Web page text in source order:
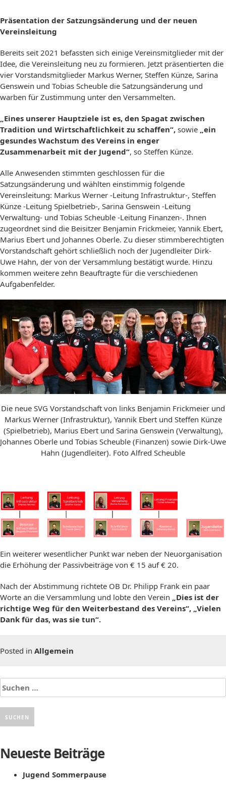
Präsentation der Satzungsänderung und der neuen
Vereinsleitung
Bereits seit 2021 befassten sich einige Vereinsmitglieder mit der
Idee, die Vereinsleitung neu zu formieren. Jetzt präsentierten die
vier Vorstandsmitglieder Markus Werner, Steffen Künze, Sarina
Genswein und Tobias Scheuble die Satzungsänderung und
warben für Zustimmung unter den Versammelten.
„Eines unserer Hauptziele ist es, den Spagat zwischen
Tradition und Wirtschaftlichkeit zu schaffen“, sowie „ein
gesundes Wachstum des Vereins in enger
Zusammenarbeit mit der Jugend“, so Steffen Künze.
Alle Anwesenden stimmten geschlossen für die
Satzungsänderung und wählten einstimmig folgende
Vereinsleitung: Markus Werner -Leitung Infrastruktur-, Steffen
Künze -Leitung Spielbetrieb-, Sarina Genswein -Leitung
Verwaltung- und Tobias Scheuble -Leitung Finanzen-. Ihnen
zugeordnet sind die Beisitzer Benjamin Frickmeier, Yannik Ebert,
Marius Ebert und Johannes Oberle. Zu dieser stimmberechtigten
Vorstandschaft gehört schließlich noch der Jugendleiter Dirk-
Uwe Hahn, der von der Versammlung bestätigt wurde. Hinzu
kommen weitere zehn Beauftragte für die verschiedenen
Aufgabenfelder.
Die neue SVG Vorstandschaft von links Benjamin Frickmeier und
Markus Werner (Infrastruktur), Yannik Ebert und Steffen Künze
(Spielbetrieb), Marius Ebert und Sarina Genswein (Verwaltung),
Johannes Oberle und Tobias Scheuble (Finanzen) sowie Dirk-Uwe
Hahn (Jugendleiter). Foto Alfred Scheuble
Ein weiterer wesentlicher Punkt war neben der Neuorganisation
die Erhöhung der Passivbeiträge von € 15 auf € 20.
Nach der Abstimmung richtete OB Dr. Philipp Frank ein paar
Worte an die Versammlung und lobte den Verein „Dies ist der
richtige Weg für den Weiterbestand des Vereins“, „Vielen
Dank für das, was sie tun“.
Posted in Allgemein
Suchen
nach:
Neueste Beiträge
Jugend Sommerpause